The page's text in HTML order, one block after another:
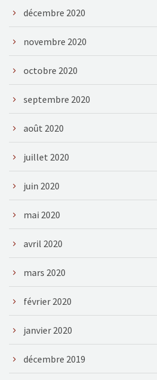
décembre 2020
novembre 2020
octobre 2020
septembre 2020
août 2020
juillet 2020
juin 2020
mai 2020
avril 2020
mars 2020
février 2020
janvier 2020
décembre 2019